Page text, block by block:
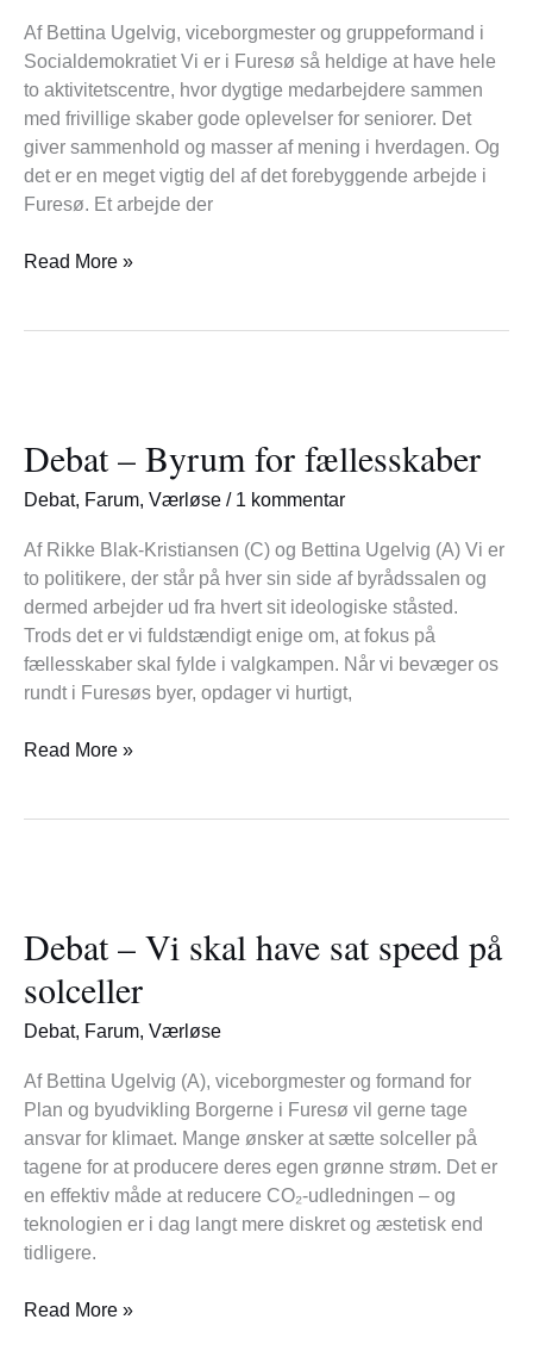
Af Bettina Ugelvig, viceborgmester og gruppeformand i
Socialdemokratiet Vi er i Furesø så heldige at have hele
to aktivitetscentre, hvor dygtige medarbejdere sammen
med frivillige skaber gode oplevelser for seniorer. Det
giver sammenhold og masser af mening i hverdagen. Og
det er en meget vigtig del af det forebyggende arbejde i
Furesø. Et arbejde der
vores
ældrepleje
Read More »
Debat – Byrum for fællesskaber
Debat, Farum, Værløse / 1 kommentar
Af Rikke Blak-Kristiansen (C) og Bettina Ugelvig (A) Vi er
to politikere, der står på hver sin side af byrådssalen og
dermed arbejder ud fra hvert sit ideologiske ståsted.
Trods det er vi fuldstændigt enige om, at fokus på
fællesskaber skal fylde i valgkampen. Når vi bevæger os
rundt i Furesøs byer, opdager vi hurtigt,
Byrum
for
fællesskaber
Read More »
Debat – Vi skal have sat speed på
solceller
Debat, Farum, Værløse
Af Bettina Ugelvig (A), viceborgmester og formand for
Plan og byudvikling Borgerne i Furesø vil gerne tage
ansvar for klimaet. Mange ønsker at sætte solceller på
tagene for at producere deres egen grønne strøm. Det er
en effektiv måde at reducere CO₂-udledningen – og
teknologien er i dag langt mere diskret og æstetisk end
tidligere.
Vi
skal
have
sat
på
solceller
Read More »